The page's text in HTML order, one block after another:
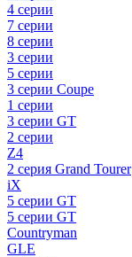
4 серии
7 серии
8 серии
3 серии
5 серии
3 серии Coupe
1 серии
3 серии GT
2 серии
Z4
2 серия Grand Tourer
iX
5 серии GT
5 серии GT
Countryman
GLE